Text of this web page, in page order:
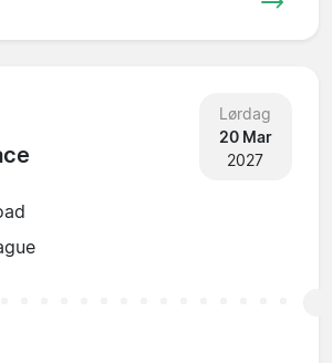
Lørdag
20 Mar
2027